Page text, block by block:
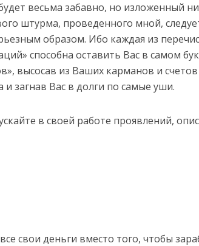
весьма забавно, но изложенный
штурма, проведенного мной,
образом. Ибо каждая из
способна оставить Вас в самом
высосав из Ваших карманов и счетов
загнав Вас в долги по самые уши.
в своей работе проявлений,
свои деньги вместо того, чтобы